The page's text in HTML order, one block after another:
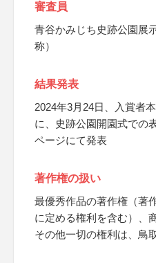
審査員
青谷かみじち史跡公園展
称）
結果発表
2024年3月24日、入賞者
に、史跡公園開園式での
ページにて発表
著作権の扱い
最優秀作品の著作権（著
に定める権利を含む）、
その他一切の権利は、鳥